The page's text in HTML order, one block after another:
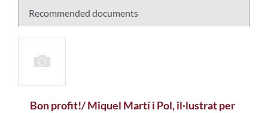
Recommended documents
Bon profit!/ Miquel Martí i Pol, il·lustrat per